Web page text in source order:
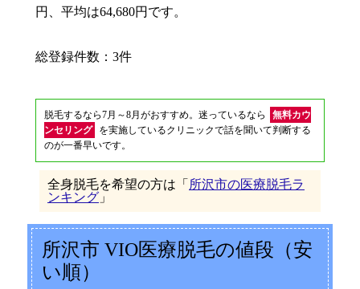
円、平均は64,680円です。
総登録件数：3件
脱毛するなら7月～8月がおすすめ。迷っているなら
無料カウ
ンセリング
を実施しているクリニックで話を聞いて判断する
のが一番早いです。
全身脱毛を希望の方は「 所沢市の医療脱毛ラ
ンキング 」
所沢市 VIO医療脱毛の値段（安
い順）